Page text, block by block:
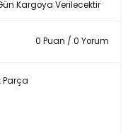
Kargoya Verilecektir
0 Puan / 0 Yorum
Parça